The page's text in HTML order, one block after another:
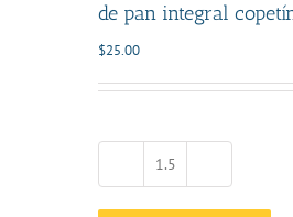
de pan integral
$25.00
Sandwiches